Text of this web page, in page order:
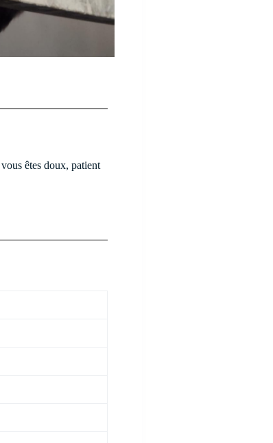
êtes doux, patient